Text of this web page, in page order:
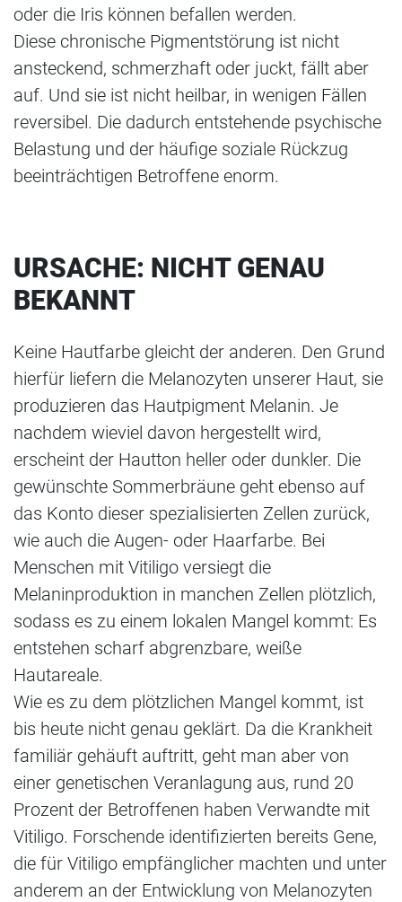
oder die Iris können befallen werden.
Diese chronische Pigmentstörung ist nicht
ansteckend, schmerzhaft oder juckt, fällt aber
auf. Und sie ist nicht heilbar, in wenigen Fällen
reversibel. Die dadurch entstehende psychische
Belastung und der häufige soziale Rückzug
beeinträchtigen Betroffene enorm.
URSACHE: NICHT GENAU
BEKANNT
Keine Hautfarbe gleicht der anderen. Den Grund
hierfür liefern die Melanozyten unserer Haut, sie
produzieren das Hautpigment Melanin. Je
nachdem wieviel davon hergestellt wird,
erscheint der Hautton heller oder dunkler. Die
gewünschte Sommerbräune geht ebenso auf
das Konto dieser spezialisierten Zellen zurück,
wie auch die Augen- oder Haarfarbe. Bei
Menschen mit Vitiligo versiegt die
Melaninproduktion in manchen Zellen plötzlich,
sodass es zu einem lokalen Mangel kommt: Es
entstehen scharf abgrenzbare, weiße
Hautareale.
Wie es zu dem plötzlichen Mangel kommt, ist
bis heute nicht genau geklärt. Da die Krankheit
familiär gehäuft auftritt, geht man aber von
einer genetischen Veranlagung aus, rund 20
Prozent der Betroffenen haben Verwandte mit
Vitiligo. Forschende identifizierten bereits Gene,
die für Vitiligo empfänglicher machten und unter
anderem an der Entwicklung von Melanozyten